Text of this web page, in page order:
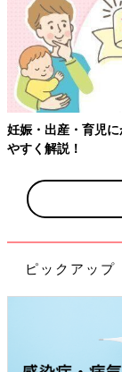
【ワクチン接種で
ピックアップ